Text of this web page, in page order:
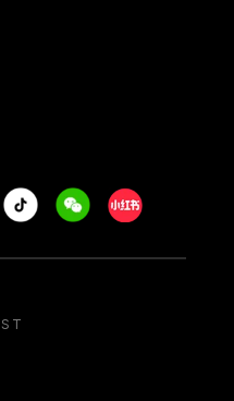
Tiktok WeechatXiaohongshu/